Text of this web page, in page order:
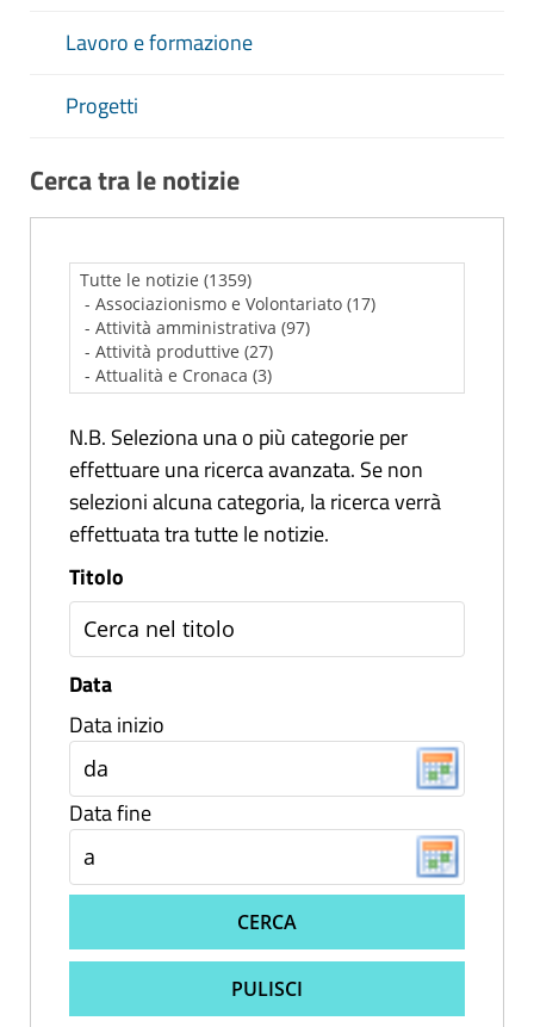
Lavoro e formazione
Progetti
Cerca tra le notizie
N.B. Seleziona una o più categorie per
effettuare una ricerca avanzata. Se non
selezioni alcuna categoria, la ricerca verrà
effettuata tra tutte le notizie.
Titolo
Data
Data inizio
Data fine
CERCA
PULISCI